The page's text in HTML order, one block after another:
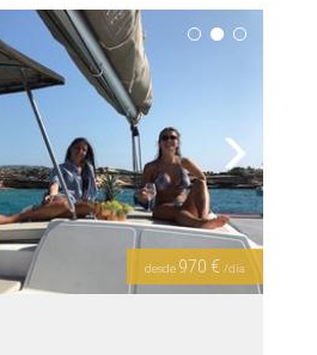
ver detalles >>
Next
desde 970 € /día